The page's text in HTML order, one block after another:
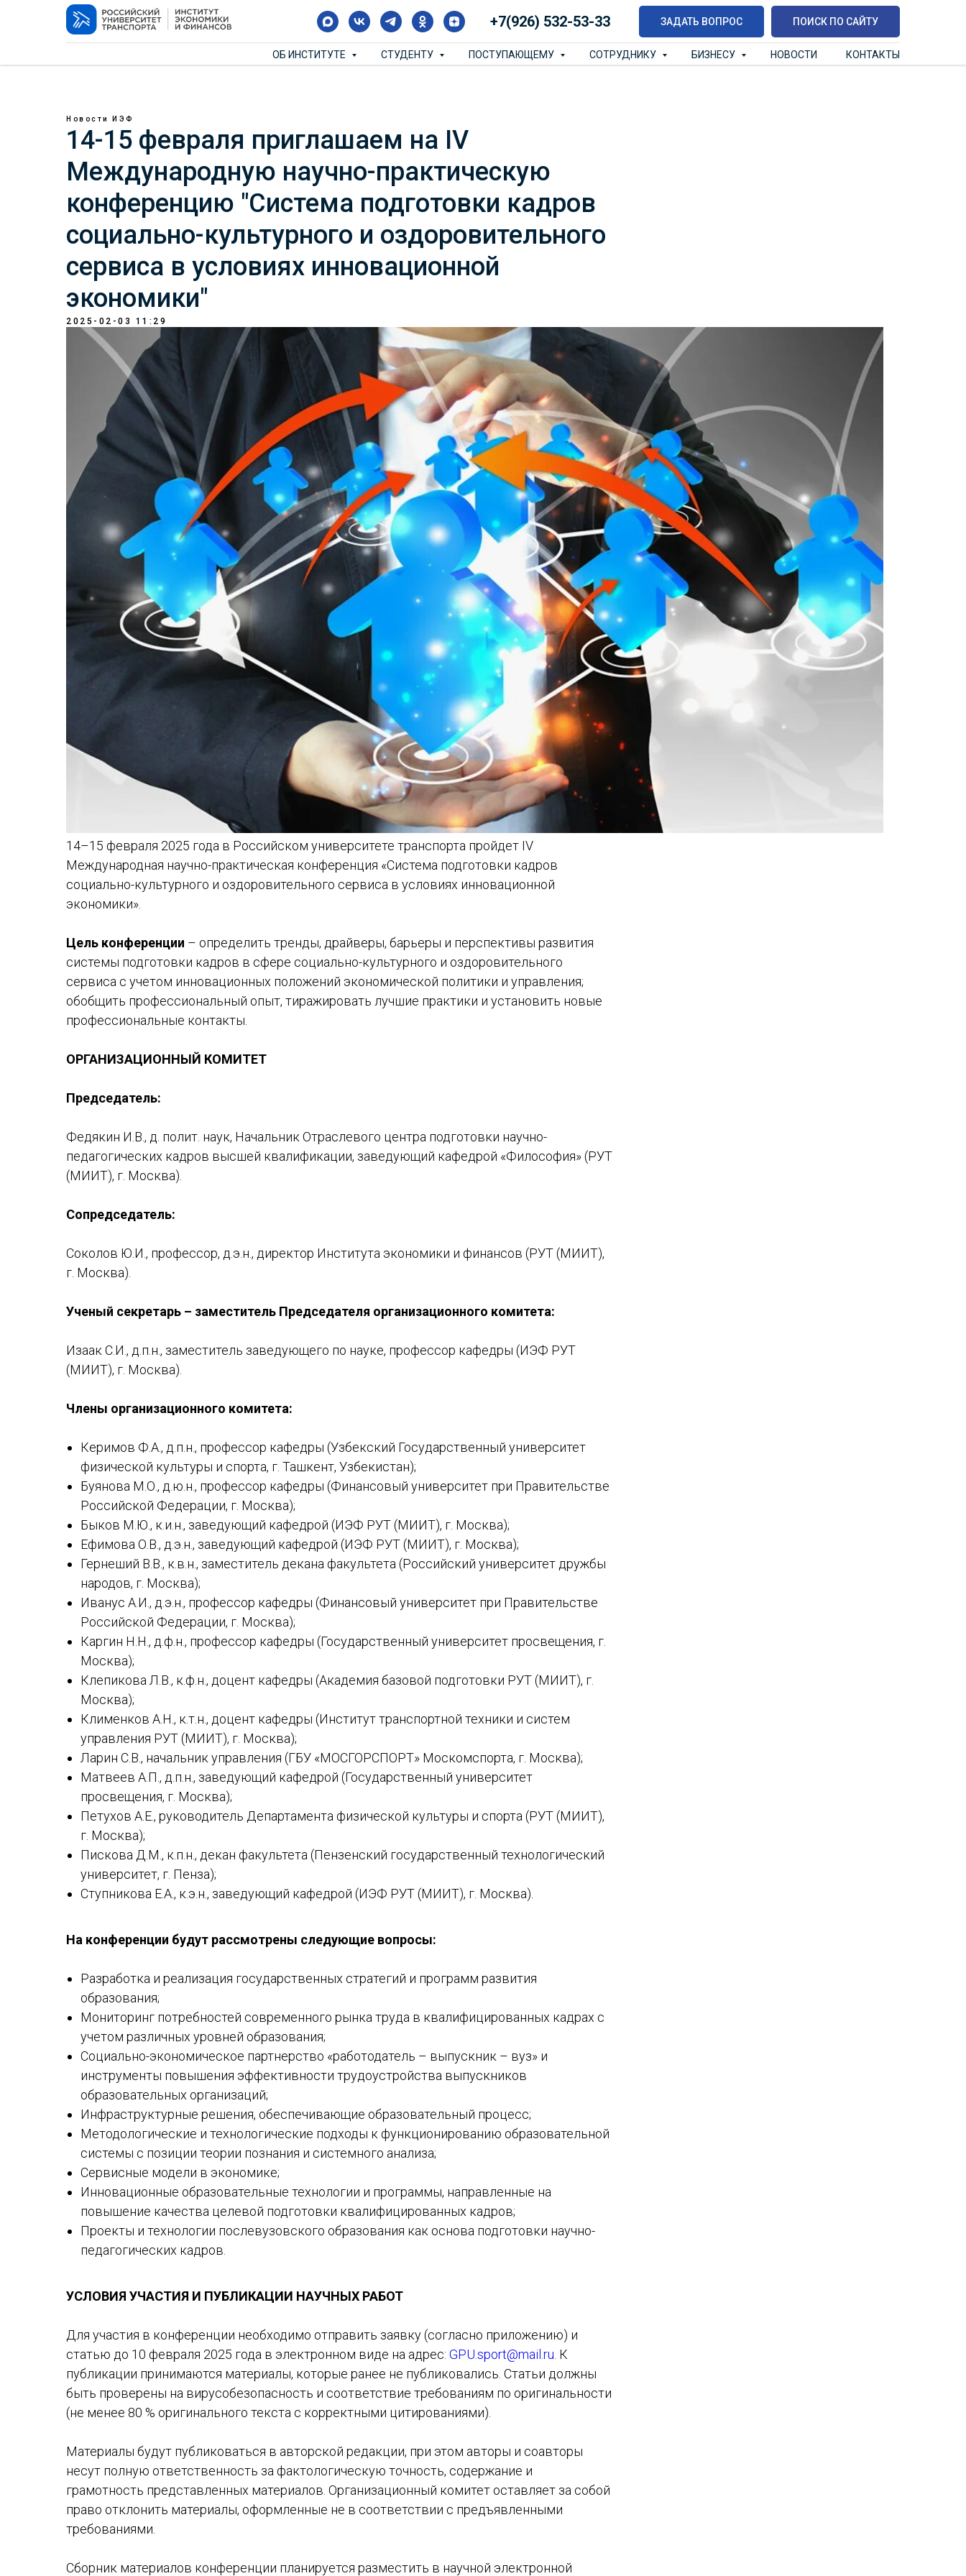
+7(926) 532-53-33 ЗАДАТЬ ВОПРОС ПОИСК ПО САЙТУ
ОБ ИНСТИТУТЕ СТУДЕНТУ ПОСТУПАЮЩЕМУ СОТРУДНИКУ БИЗНЕСУ НОВОСТИ КОНТАКТЫ
Новости ИЭФ
14-15 февраля приглашаем на IV
Международную научно-практическую
конференцию "Система подготовки кадров
социально-культурного и оздоровительного
сервиса в условиях инновационной
экономики"
2025-02-03 11:29
14–15 февраля 2025 года в Российском университете транспорта пройдет IV
Международная научно-практическая конференция «Система подготовки кадров
социально-культурного и оздоровительного сервиса в условиях инновационной
экономики».
Цель конференции – определить тренды, драйверы, барьеры и перспективы развития
системы подготовки кадров в сфере социально-культурного и оздоровительного
сервиса с учетом инновационных положений экономической политики и управления;
обобщить профессиональный опыт, тиражировать лучшие практики и установить новые
профессиональные контакты.
ОРГАНИЗАЦИОННЫЙ КОМИТЕТ
Председатель:
Федякин И.В., д. полит. наук, Начальник Отраслевого центра подготовки научно-
педагогических кадров высшей квалификации, заведующий кафедрой «Философия» (РУТ
(МИИТ), г. Москва).
Сопредседатель:
Соколов Ю.И., профессор, д.э.н., директор Института экономики и финансов (РУТ (МИИТ),
г. Москва).
Ученый секретарь – заместитель Председателя организационного комитета:
Изаак С.И., д.п.н., заместитель заведующего по науке, профессор кафедры (ИЭФ РУТ
(МИИТ), г. Москва).
Члены организационного комитета:
Керимов Ф.А., д.п.н., профессор кафедры (Узбекский Государственный университет
физической культуры и спорта, г. Ташкент, Узбекистан);
Буянова М.О., д.ю.н., профессор кафедры (Финансовый университет при Правительстве
Российской Федерации, г. Москва);
Быков М.Ю., к.и.н., заведующий кафедрой (ИЭФ РУТ (МИИТ), г. Москва);
Ефимова О.В., д.э.н., заведующий кафедрой (ИЭФ РУТ (МИИТ), г. Москва);
Гернеший В.В., к.в.н., заместитель декана факультета (Российский университет дружбы
народов, г. Москва);
Иванус А.И., д.э.н., профессор кафедры (Финансовый университет при Правительстве
Российской Федерации, г. Москва);
Каргин Н.Н., д.ф.н., профессор кафедры (Государственный университет просвещения, г.
Москва);
Клепикова Л.В., к.ф.н., доцент кафедры (Академия базовой подготовки РУТ (МИИТ), г.
Москва);
Клименков А.Н., к.т.н., доцент кафедры (Институт транспортной техники и систем
управления РУТ (МИИТ), г. Москва);
Ларин С.В., начальник управления (ГБУ «МОСГОРСПОРТ» Москомспорта, г. Москва);
Матвеев А.П., д.п.н., заведующий кафедрой (Государственный университет
просвещения, г. Москва);
Петухов А.Е., руководитель Департамента физической культуры и спорта (РУТ (МИИТ),
г. Москва);
Пискова Д.М., к.п.н., декан факультета (Пензенский государственный технологический
университет, г. Пенза);
Ступникова Е.А., к.э.н., заведующий кафедрой (ИЭФ РУТ (МИИТ), г. Москва).
На конференции будут рассмотрены следующие вопросы:
Разработка и реализация государственных стратегий и программ развития
образования;
Мониторинг потребностей современного рынка труда в квалифицированных кадрах с
учетом различных уровней образования;
Социально-экономическое партнерство «работодатель – выпускник – вуз» и
инструменты повышения эффективности трудоустройства выпускников
образовательных организаций;
Инфраструктурные решения, обеспечивающие образовательный процесс;
Методологические и технологические подходы к функционированию образовательной
системы с позиции теории познания и системного анализа;
Сервисные модели в экономике;
Инновационные образовательные технологии и программы, направленные на
повышение качества целевой подготовки квалифицированных кадров;
Проекты и технологии послевузовского образования как основа подготовки научно-
педагогических кадров.
УСЛОВИЯ УЧАСТИЯ И ПУБЛИКАЦИИ НАУЧНЫХ РАБОТ
Для участия в конференции необходимо отправить заявку (согласно приложению) и
статью до 10 февраля 2025 года в электронном виде на адрес: GPU.sport@mail.ru . К
публикации принимаются материалы, которые ранее не публиковались. Статьи должны
быть проверены на вирусобезопасность и соответствие требованиям по оригинальности
(не менее 80 % оригинального текста с корректными цитированиями).
Материалы будут публиковаться в авторской редакции, при этом авторы и соавторы
несут полную ответственность за фактологическую точность, содержание и
грамотность представленных материалов. Организационный комитет оставляет за собой
право отклонить материалы, оформленные не в соответствии с предъявленными
требованиями.
Сборник материалов конференции планируется разместить в научной электронной